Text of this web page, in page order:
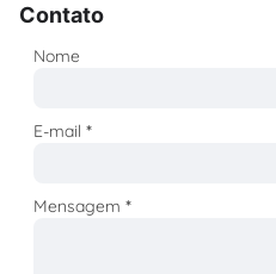
Contato
Nome
E-mail*
Mensagem*